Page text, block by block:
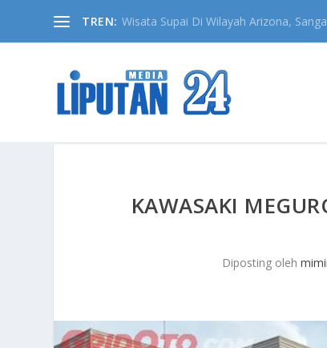
TREN: Wisata Supai Di Wilayah Arizona,
KAWASAKI
Diposting oleh